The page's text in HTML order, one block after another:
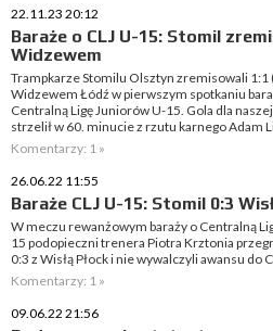
22.11.23 20:12
Baraże o CLJ U-15: Stomil
Widzewem
Trampkarze Stomilu Olsztyn zremisowali 1:1
Widzewem Łódź w pierwszym spotkaniu
Centralną Ligę Juniorów U-15. Gola dla
strzelił w 60. minucie z rzutu karnego Adam
Komentarzy: 1 »
26.06.22 11:55
Baraże CLJ U-15: Stomil 0:3
W meczu rewanżowym baraży o Centralną
15 podopieczni trenera Piotra Krztonia
0:3 z Wisłą Płock i nie wywalczyli awansu do
Komentarzy: 1 »
09.06.22 21:56